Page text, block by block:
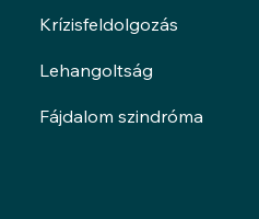
Krízisfeldolgozás
Lehangoltság
Fájdalom szindróma